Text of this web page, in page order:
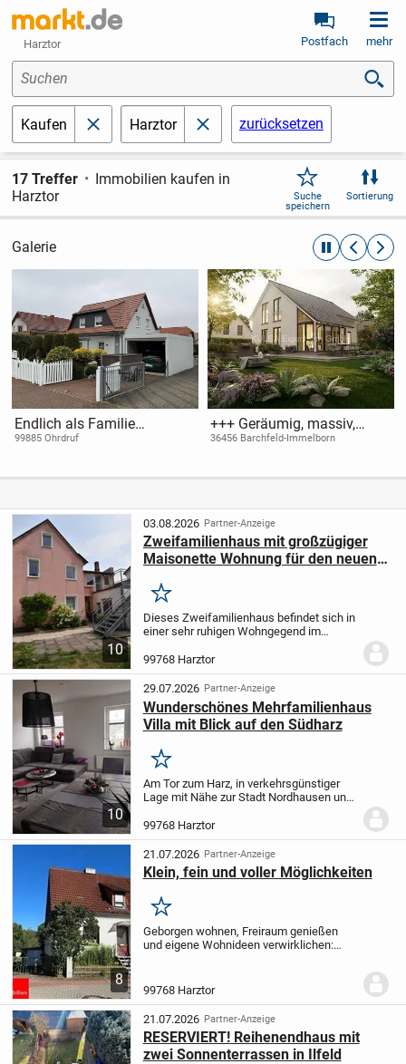
Harztor Postfach mehr
Suchen
Kaufen schließenHarztor schließenzurücksetzen
17 Treffer
Immobilien kaufen in
Harztor
Suche
speichern
Sortierung
Galerie automatische
Endlich als Familie
ankommen
99885 Ohrdruf
+++ Geräumig, massiv,
regional, mit
Festpreisgarantie bei Bad
36456 Barchfeld-Immelborn
10
03.08.2026 Partner-Anzeige
Zweifamilienhaus mit großzügiger
Maisonette Wohnung für den neuen
Merken
Dieses Zweifamilienhaus befindet sich in
einer sehr ruhigen Wohngegend im
Kreisstadt Nordhausen entfernt.
Wohnungen haben jeweils einen
separaten Zugang über...
99768 Harztor
10
29.07.2026 Partner-Anzeige
Wunderschönes Mehrfamilienhaus
Villa mit Blick auf den Südharz
Merken
Am Tor zum Harz, in verkehrsgünstiger
Lage mit Nähe zur Stadt Nordhausen und
sich diese repräsentative und äußerst
gepflegte Villa aus dem Jahr 1928. Das
massiv...
99768 Harztor
8
21.07.2026 Partner-Anzeige
Klein, fein und voller Möglichkeiten
Merken
Geborgen wohnen, Freiraum genießen
und eigene Wohnideen verwirklichen:
eines gewachsenen Zuhauses auf einem
99768 Harztor
21.07.2026 Partner-Anzeige
RESERVIERT! Reihenendhaus mit
zwei Sonnenterrassen in Ilfeld